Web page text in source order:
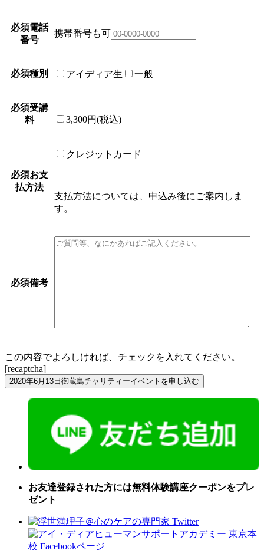
必須電話
番号
携帯番号も可
必須種別 アイディア生 一般
必須受講
料
3,300円(税込)
必須お支
払方法
クレジットカード
支払方法については、申込み後にご案内しま
す。
必須備考
この内容でよろしければ、チェックを入れてください。
[recaptcha]
お友達登録された方には無料体験講座クーポンをプレ
ゼント